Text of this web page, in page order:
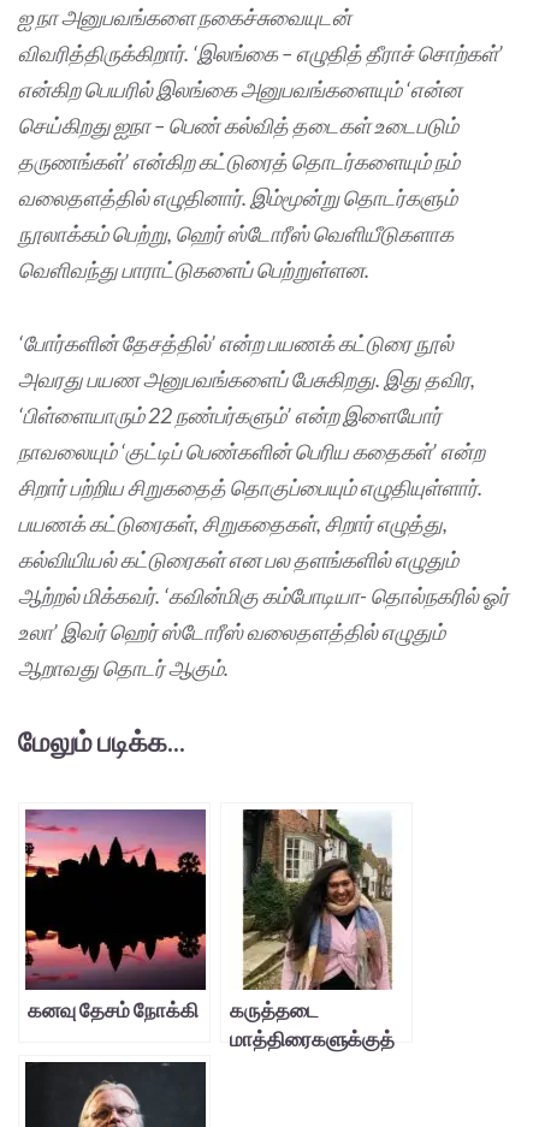
ஐ நா அனுபவங்களை நகைச்சுவையுடன்
விவரித்திருக்கிறார். ‘இலங்கை – எழுதித் தீராச் சொற்கள்’
என்கிற பெயரில் இலங்கை அனுபவங்களையும் ‘என்ன
செய்கிறது ஐநா – பெண் கல்வித் தடைகள் உடைபடும்
தருணங்கள்’ என்கிற கட்டுரைத் தொடர்களையும் நம்
வலைதளத்தில் எழுதினார். இம்மூன்று தொடர்களும்
நூலாக்கம் பெற்று, ஹெர் ஸ்டோரீஸ் வெளியீடுகளாக
வெளிவந்து பாராட்டுகளைப் பெற்றுள்ளன.
‘போர்களின் தேசத்தில்’ என்ற பயணக் கட்டுரை நூல்
அவரது பயண அனுபவங்களைப் பேசுகிறது. இது தவிர,
‘பிள்ளையாரும் 22 நண்பர்களும்’ என்ற இளையோர்
நாவலையும் ‘குட்டிப் பெண்களின் பெரிய கதைகள்’ என்ற
சிறார் பற்றிய சிறுகதைத் தொகுப்பையும் எழுதியுள்ளார்.
பயணக் கட்டுரைகள், சிறுகதைகள், சிறார் எழுத்து,
கல்வியியல் கட்டுரைகள் என பல தளங்களில் எழுதும்
ஆற்றல் மிக்கவர். ‘கவின்மிகு கம்போடியா- தொல்நகரில் ஓர்
உலா’ இவர் ஹெர் ஸ்டோரீஸ் வலைதளத்தில் எழுதும்
ஆறாவது தொடர் ஆகும்.
மேலும் படிக்க...
கனவு தேசம் நோக்கி
கருத்தடை
மாத்திரைகளுக்குத்